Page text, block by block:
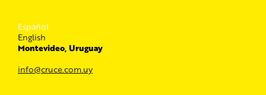
Español
English
Montevideo, Uruguay
info@cruce.com.uy